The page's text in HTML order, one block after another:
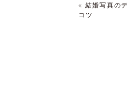
« 結婚写真の
コツ